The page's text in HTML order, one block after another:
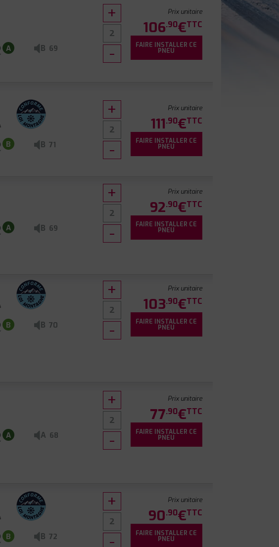
A B 69
Prix unitaire
106.90€TTC
FAIRE INSTALLER CE
PNEU
B B 71
Prix unitaire
111.90€TTC
FAIRE INSTALLER CE
PNEU
A B 69
Prix unitaire
92.90€TTC
FAIRE INSTALLER CE
PNEU
B B 70
Prix unitaire
103.90€TTC
FAIRE INSTALLER CE
PNEU
A A 68
Prix unitaire
77.90€TTC
FAIRE INSTALLER CE
PNEU
B B 72
Prix unitaire
90.90€TTC
FAIRE INSTALLER CE
PNEU